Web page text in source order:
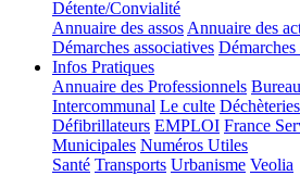
Détente/Convialité
Annuaire des assos Annuaire des
Démarches associatives Démarches
Infos Pratiques
Annuaire des Professionnels
Intercommunal Le culte Déchèteries
Défibrillateurs EMPLOI France
Municipales Numéros Utiles
Santé Transports Urbanisme Veolia